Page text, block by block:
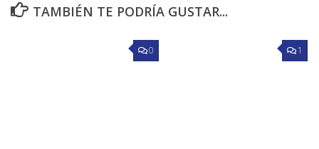
TAMBIÉN TE PODRÍA GUSTAR...
0 1